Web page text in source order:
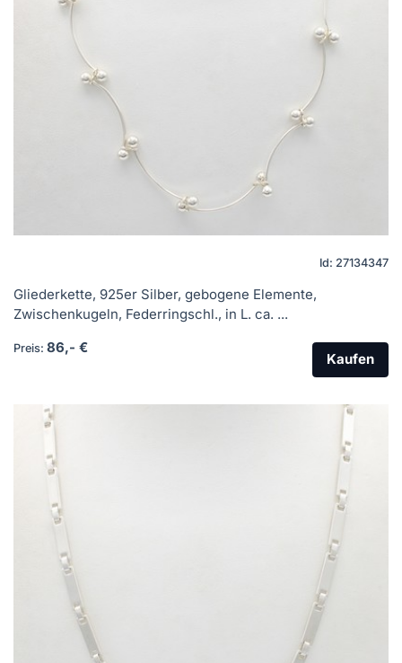
Id: 27134347
Gliederkette, 925er Silber, gebogene Elemente,
Zwischenkugeln, Federringschl., in L. ca. ...
Preis: 86,- €
Kaufen